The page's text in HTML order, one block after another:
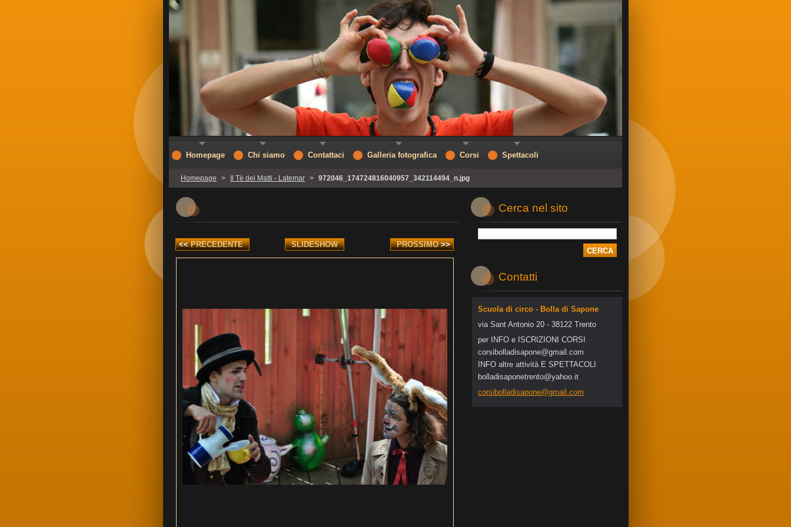
Homepage > Il Tè dei Matti - Latemar > 972046_174724816040957_342114494_n.jpg
<< PRECEDENTE SLIDESHOW PROSSIMO >>
Cerca nel sito
Contatti
Scuola di circo - Bolla di Sapone
via Sant Antonio 20 - 38122 Trento
per INFO e ISCRIZIONI CORSI
corsibol ladisapone@gmail .com
INFO altre attività E SPETTACOLI
bolladisaponetrento@yahoo.it
corsibolladisapone@gmail.com
Homepage Chi siamo Contattaci Galleria fotografica Corsi Spettacoli